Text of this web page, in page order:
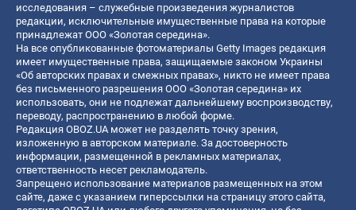
исследования – служебные произведения журналистов
редакции, исключительные имущественные права на которые
принадлежат ООО «Золотая середина».
На все опубликованные фотоматериалы Getty Images редакция
имеет имущественные права, защищаемые законом Украины
«Об авторских правах и смежных правах», никто не имеет права
без письменного разрешения ООО «Золотая середина» их
использовать, они не подлежат дальнейшему воспроизводству,
переводу, распространению в любой форме.
Редакция OBOZ.UA может не разделять точку зрения,
изложенную в авторском материале. За достоверность
информации, размещенной в рекламных материалах,
ответственность несет рекламодатель.
Запрещено использование материалов размещенных на этом
сайте, даже с указанием гиперссылки на страницу этого сайта,